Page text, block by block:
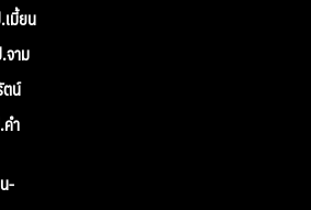
มี้ยน
จาม
น์
ำ
-